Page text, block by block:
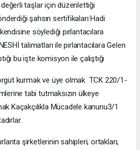
taşlar için düzenlettiği
şahsın sertifikaları Hadi
söylediği pırlantacılara
talimatları ile pırlantacılara Gelen
bu işte komisyon ile çalıştığı
kurmak ve üye olmak TCK 220/1-
tabi tutmaksızın ülkeye
Kaçakçılıkla Mücadele kanunu3/1
şirketlerinin sahipleri, ortakları,